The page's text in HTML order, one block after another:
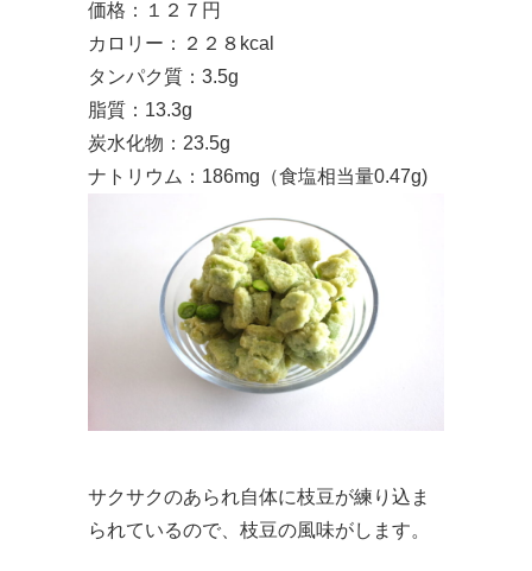
価格：１２７円
カロリー：２２８kcal
タンパク質：3.5g
脂質：13.3g
炭水化物：23.5g
ナトリウム：186mg（食塩相当量0.47g)
サクサクのあられ自体に枝豆が練り込ま
られているので、枝豆の風味がします。